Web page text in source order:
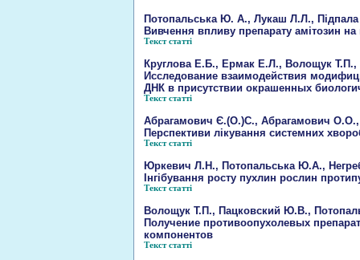
Потопальська Ю. А., Лукаш Л.Л.,
Вивчення впливу препарату амітозин на
Текст статті
Круглова Е.Б., Ермак Е.Л., Волощук
Исследование взаимодействия
ДНК в присутствии окрашенных
Текст статті
Абрагамович Є.(О.)С., Абрагамович
Перспективи лікування системних
Текст статті
Юркевич Л.Н., Потопальська Ю.А.,
Інгібування росту пухлин рослин
Текст статті
Волощук Т.П., Пацковский Ю.В.,
Получение противоопухолевых
компонентов
Текст статті